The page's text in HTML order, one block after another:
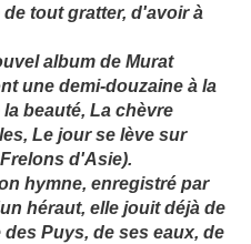
tout gratter, d'avoir à
album de Murat
une demi-douzaine à la
beauté, La chèvre
Le jour se lève sur
d'Asie).
hymne, enregistré par
héraut, elle jouit déjà de
Puys, de ses eaux, de